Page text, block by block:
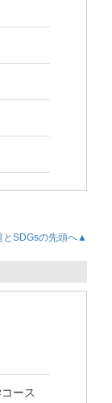
とSDGsの先頭へ▲
ース